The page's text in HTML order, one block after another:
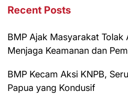
Recent Posts
BMP Ajak Masyarakat Tolak
Menjaga Keamanan dan
BMP Kecam Aksi KNPB,
Papua yang Kondusif